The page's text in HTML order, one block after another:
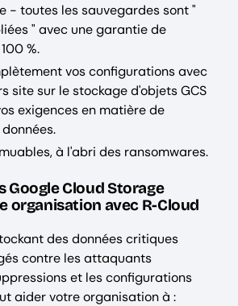
- toutes les sauvegardes sont "
" avec une garantie de
%.
vos configurations avec
site sur le stockage d'objets GCS
exigences en matière de
à l'abri des ransomwares.
Google Cloud Storage
organisation avec R-Cloud
des données critiques
contre les attaquants
et les configurations
aider votre organisation à :